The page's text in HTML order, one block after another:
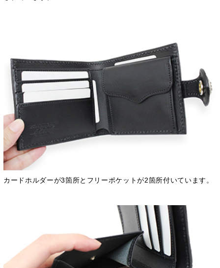
カードホルダーが3箇所とフリーポケットが2箇所付いています。